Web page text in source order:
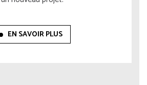
EN SAVOIR PLUS